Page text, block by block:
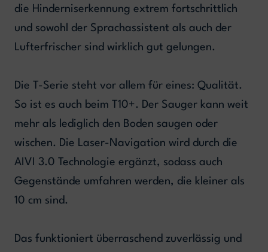
die Hinderniserkennung extrem fortschrittlich
und sowohl der Sprachassistent als auch der
Lufterfrischer sind wirklich gut gelungen.
Die T-Serie steht vor allem für eines: Qualität.
So ist es auch beim T10+. Der Sauger kann weit
mehr als lediglich den Boden saugen oder
wischen. Die Laser-Navigation wird durch die
AIVI 3.0 Technologie ergänzt, sodass auch
Gegenstände umfahren werden, die kleiner als
10 cm sind.
Das funktioniert überraschend zuverlässig und